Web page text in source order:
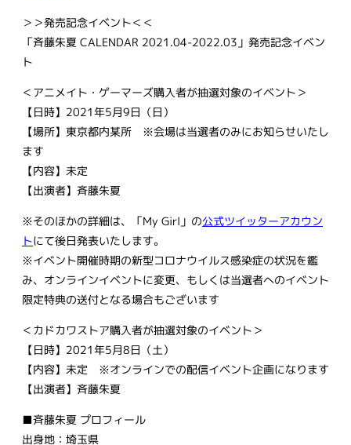
＞＞発売記念イベント＜＜
「斉藤朱夏 CALENDAR 2021.04-2022.03」発売記念イベン
ト
＜アニメイト・ゲーマーズ購入者が抽選対象のイベント＞
【日時】2021年5月9日（日）
【場所】東京都内某所 ※会場は当選者のみにお知らせいたし
ます
【内容】未定
【出演者】斉藤朱夏
※そのほかの詳細は、「My Girl」の公式ツイッターアカウン
トにて後日発表いたします。
※イベント開催時期の新型コロナウイルス感染症の状況を鑑
み、オンラインイベントに変更、もしくは当選者へのイベント
限定特典の送付となる場合もございます
＜カドカワストア購入者が抽選対象のイベント＞
【日時】2021年5月8日（土）
【内容】未定 ※オンラインでの配信イベント企画になります
【出演者】斉藤朱夏
■斉藤朱夏 プロフィール
出身地：埼玉県